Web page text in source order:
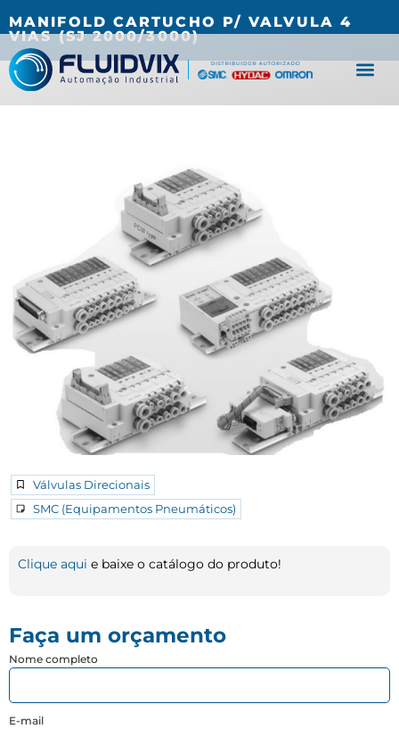
(27) 3067-0001 fluidvix@fluidvix.com.br
MANIFOLD CARTUCHO P/ VALVULA 4
VIAS (SJ 2000/3000)
Válvulas Direcionais
SMC (Equipamentos Pneumáticos)
Clique aqui e baixe o catálogo do produto!
Faça um orçamento
Nome completo
E-mail